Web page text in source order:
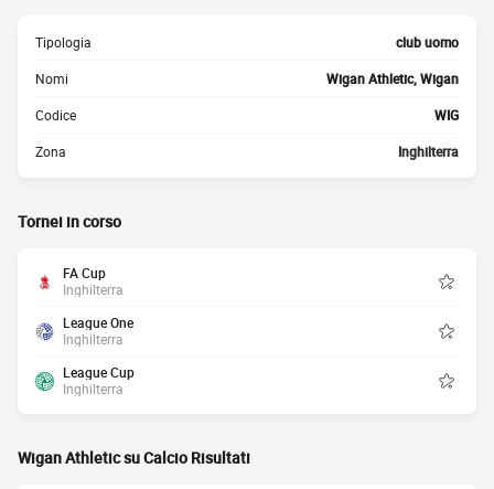
Tipologia club uomo
Nomi Wigan Athletic, Wigan
Codice WIG
Zona Inghilterra
Tornei in corso
FA Cup
Inghilterra
League One
Inghilterra
League Cup
Inghilterra
Wigan Athletic su Calcio Risultati